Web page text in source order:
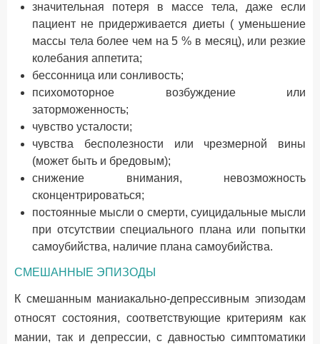
значительная потеря в массе тела, даже если
пациент не придерживается диеты ( уменьшение
массы тела более чем на 5 % в месяц), или резкие
колебания аппетита;
бессонница или сонливость;
психомоторное возбуждение или
заторможенность;
чувство усталости;
чувства бесполезности или чрезмерной вины
(может быть и бредовым);
снижение внимания, невозможность
сконцентрироваться;
постоянные мысли о смерти, суицидальные мысли
при отсутствии специального плана или попытки
самоубийства, наличие плана самоубийства.
СМЕШАННЫЕ ЭПИЗОДЫ
К смешанным маниакально-депрессивным эпизодам
относят состояния, соответствующие критериям как
мании, так и депрессии, с давностью симптоматики